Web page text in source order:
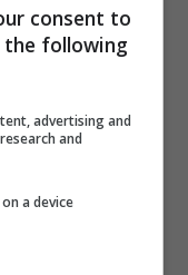
tramite le
più
con un
una delle
consent to
the following
advertising and
and
a device